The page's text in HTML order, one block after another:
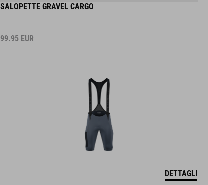
SALOPETTE GRAVEL CARGO
99.95 EUR
DETTAGLI